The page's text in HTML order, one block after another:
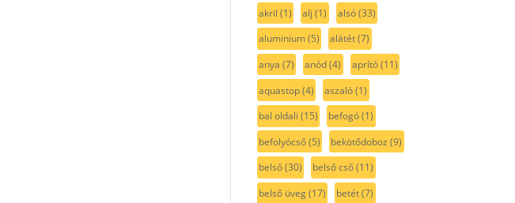
akril (1) alj (1) alsó(33)
aluminium(5) alátét(7)
anya (7) anód(4) aprító(11)
aquastop(4) aszaló(1)
bal oldali (15) befogó(1)
befolyócső(5) bekötődoboz (9)
belső(30) belső cső(11)
belső üveg(17) betét(7)